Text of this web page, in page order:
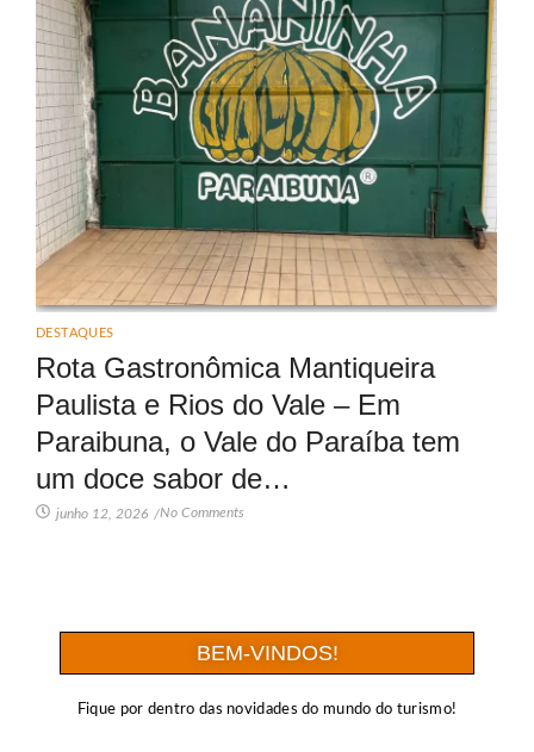
DESTAQUES
Rota Gastronômica Mantiqueira
Paulista e Rios do Vale – Em
Paraibuna, o Vale do Paraíba tem
um doce sabor de…
junho 12, 2026 /No Comments
BEM-VINDOS!
Fique por dentro das novidades do mundo do turismo!